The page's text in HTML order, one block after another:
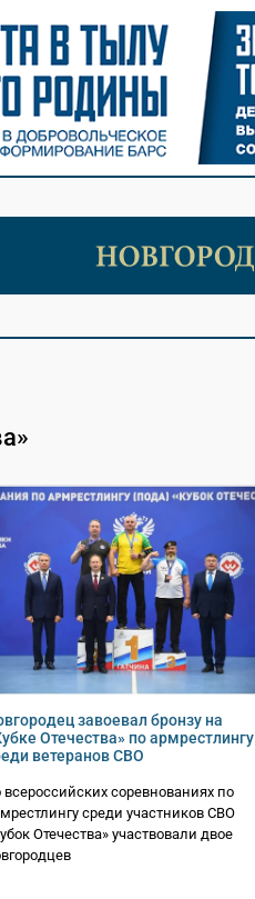
завоевал бронзу на
Отечества» по армрестлингу
ветеранов СВО
всероссийских соревнованиях по
среди участников СВО
Отечества» участвовали двое